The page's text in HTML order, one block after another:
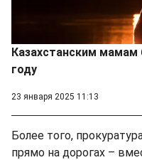
Казахстанским мамам
году
23 января 2025 11:13
Более того,
прямо на дорогах –